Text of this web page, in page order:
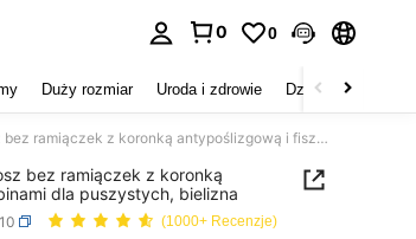
0 0
Duży rozmiar Uroda i zdrowie Dzieci
3-częściowy biustonosz bez ramiączek z koronką antypoślizgową i fiszbinami dla puszystych, bielizna
bez ramiączek z koronką
dla puszystych, bielizna
(1000+ Recenzje)